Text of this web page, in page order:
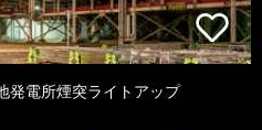
電所煙突ライトアップ